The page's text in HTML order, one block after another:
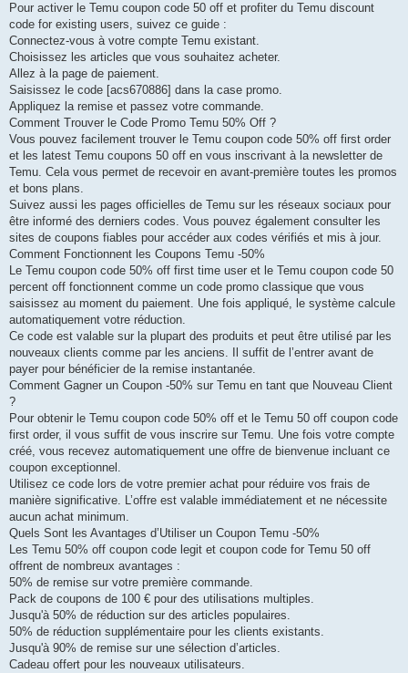
Pour activer le Temu coupon code 50 off et profiter du Temu discount
code for existing users, suivez ce guide :
Connectez-vous à votre compte Temu existant.
Choisissez les articles que vous souhaitez acheter.
Allez à la page de paiement.
Saisissez le code [acs670886] dans la case promo.
Appliquez la remise et passez votre commande.
Comment Trouver le Code Promo Temu 50% Off ?
Vous pouvez facilement trouver le Temu coupon code 50% off first order
et les latest Temu coupons 50 off en vous inscrivant à la newsletter de
Temu. Cela vous permet de recevoir en avant-première toutes les promos
et bons plans.
Suivez aussi les pages officielles de Temu sur les réseaux sociaux pour
être informé des derniers codes. Vous pouvez également consulter les
sites de coupons fiables pour accéder aux codes vérifiés et mis à jour.
Comment Fonctionnent les Coupons Temu -50%
Le Temu coupon code 50% off first time user et le Temu coupon code 50
percent off fonctionnent comme un code promo classique que vous
saisissez au moment du paiement. Une fois appliqué, le système calcule
automatiquement votre réduction.
Ce code est valable sur la plupart des produits et peut être utilisé par les
nouveaux clients comme par les anciens. Il suffit de l’entrer avant de
payer pour bénéficier de la remise instantanée.
Comment Gagner un Coupon -50% sur Temu en tant que Nouveau Client
?
Pour obtenir le Temu coupon code 50% off et le Temu 50 off coupon code
first order, il vous suffit de vous inscrire sur Temu. Une fois votre compte
créé, vous recevez automatiquement une offre de bienvenue incluant ce
coupon exceptionnel.
Utilisez ce code lors de votre premier achat pour réduire vos frais de
manière significative. L’offre est valable immédiatement et ne nécessite
aucun achat minimum.
Quels Sont les Avantages d’Utiliser un Coupon Temu -50%
Les Temu 50% off coupon code legit et coupon code for Temu 50 off
offrent de nombreux avantages :
50% de remise sur votre première commande.
Pack de coupons de 100 € pour des utilisations multiples.
Jusqu'à 50% de réduction sur des articles populaires.
50% de réduction supplémentaire pour les clients existants.
Jusqu'à 90% de remise sur une sélection d’articles.
Cadeau offert pour les nouveaux utilisateurs.